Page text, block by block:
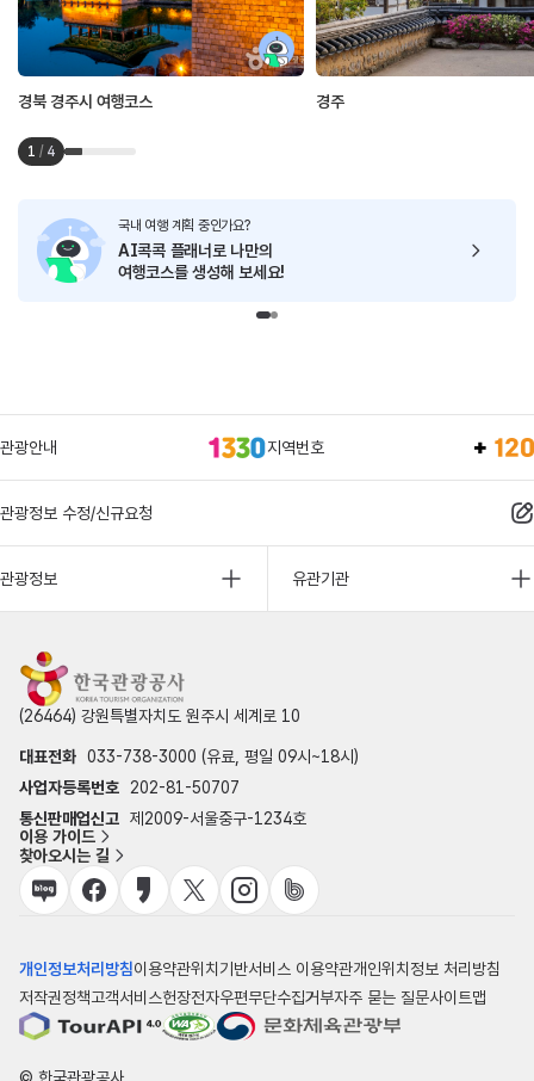
경북 경주시 여행코스 경주
1 / 4
국내 여행 계획 중인가요?
AI콕콕 플래너로 나만의
여행코스를 생성해 보세요!
관광안내 지역번호
관광정보 수정/신규요청
관광정보 유관기관
(26464) 강원특별자치도 원주시 세계로 10
대표전화 033-738-3000 (유료, 평일 09시~18시)
사업자등록번호 202-81-50707
통신판매업신고 제2009-서울중구-1234호
이용 가이드
찾아오시는 길
개인정보처리방침이용약관위치기반서비스 이용약관개인위치정보 처리방침
저작권정책고객서비스헌장전자우편무단수집거부자주 묻는 질문사이트맵